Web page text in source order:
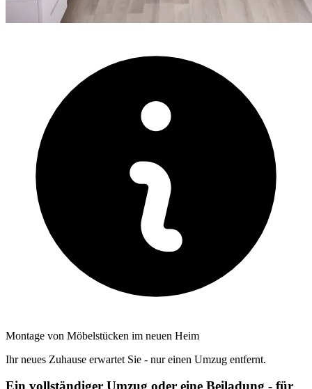
Montage von Möbelstücken im neuen Heim
Ihr neues Zuhause erwartet Sie - nur einen Umzug entfernt.
Ein vollständiger Umzug oder eine Beiladung - für